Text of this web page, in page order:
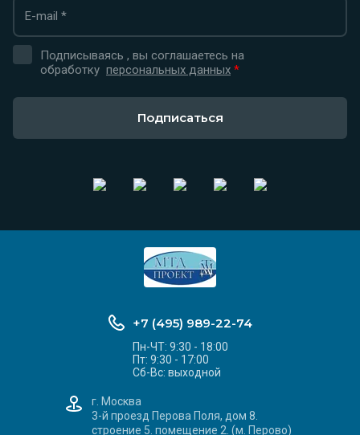
Подписываясь , вы соглашаетесь на
обработку персональных данных *
Подписаться
+7 (495) 989-22-74
Пн-ЧТ: 9:30 - 18:00
Пт: 9:30 - 17:00
Сб-Вс: выходной
г. Москва
3-й проезд Перова Поля, дом 8.
строение 5. помещение 2. (м. Перово)